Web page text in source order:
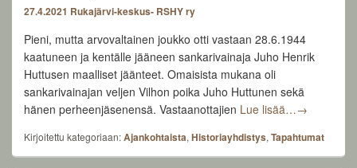
27.4.2021 Rukajärvi-keskus- RSHY ry
Pieni, mutta arvovaltainen joukko otti vastaan 28.6.1944
kaatuneen ja kentälle jääneen sankarivainaja Juho Henrik
Huttusen maalliset jäänteet. Omaisista mukana oli
sankarivainajan veljen Vilhon poika Juho Huttunen sekä
hänen perheenjäsenensä. Vastaanottajien Lue lisää…→
Kirjoitettu kategoriaan:Ajankohtaista, Historiayhdistys, Tapahtumat